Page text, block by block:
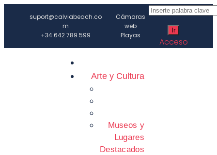
suport@calviabeach.co
m
+34 642 789 599
Cámaras
web
Playas
Acceso
Arte y Cultura
Museos y
Lugares
Destacados